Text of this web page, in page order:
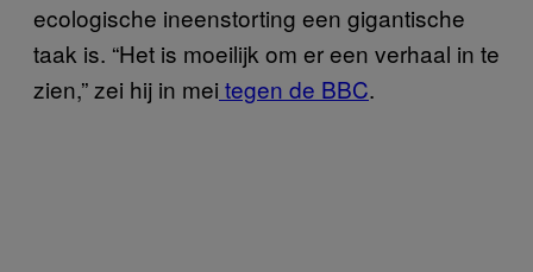
ecologische ineenstorting een gigantische
taak is. “Het is moeilijk om er een verhaal in te
zien,” zei hij in mei tegen de BBC.